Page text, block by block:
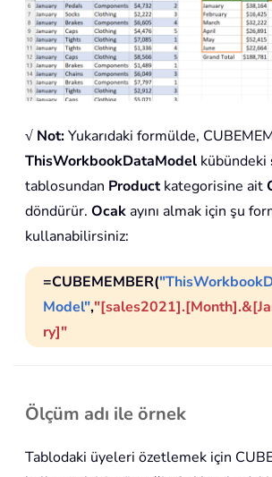
√ Not:Yukarıdaki formülde,
ThisWorkbookDataModel kübündeki
tablosundan Productkategorisine ait
döndürür. Ocakayını almak için şu
kullanabilirsiniz:
=CUBEMEMBER(
Model",
ry]"
Ölçüm adı ile örnek
Tablodaki üyeleri özetlemek için